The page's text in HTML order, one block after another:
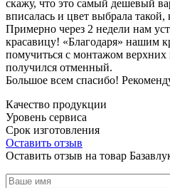
скажу, что это самый дешевый
вписалась и цвет выбрала такой,
Примерно через 2 недели нам
красавицу! «Благодаря» нашим
помучиться с монтажом верхних
получился отменный.
Большое всем спасибо!
Качество продукции
Уровень сервиса
Срок изготовления
Оставить отзыв
Оставить отзыв на товар